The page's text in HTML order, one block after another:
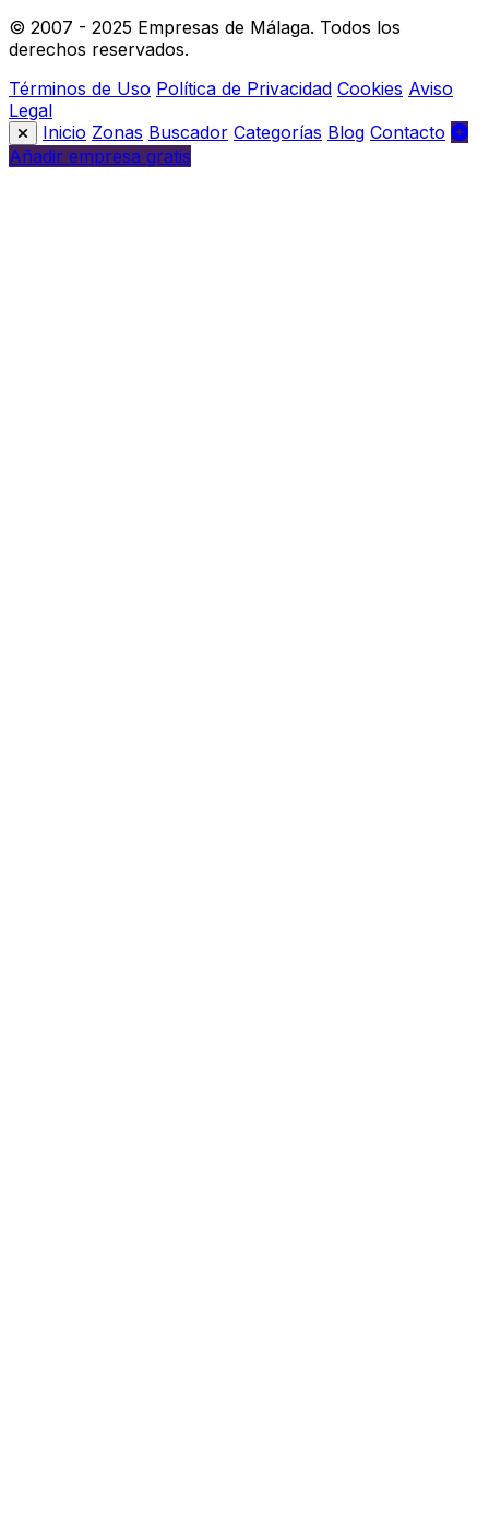
© 2007 - 2025 Empresas de Málaga. Todos los
derechos reservados.
Términos de Uso Política de Privacidad Cookies Aviso
Legal
Inicio Zonas Buscador Categorías Blog Contacto
Añadir empresa gratis